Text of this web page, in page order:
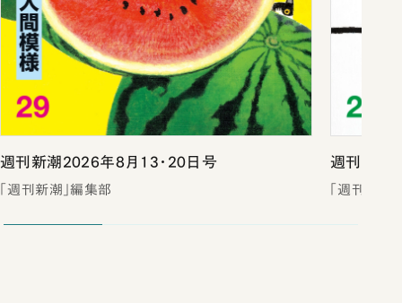
週刊新潮2026年8月13・20日号
「週刊新潮」編集部
週刊新潮
「週刊新潮